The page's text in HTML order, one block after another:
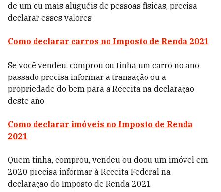
de um ou mais aluguéis de pessoas físicas, precisa
declarar esses valores
Como declarar carros no Imposto de Renda 2021
Se você vendeu, comprou ou tinha um carro no ano
passado precisa informar a transação ou a
propriedade do bem para a Receita na declaração
deste ano
Como declarar imóveis no Imposto de Renda
2021
Quem tinha, comprou, vendeu ou doou um imóvel em
2020 precisa informar à Receita Federal na
declaração do Imposto de Renda 2021